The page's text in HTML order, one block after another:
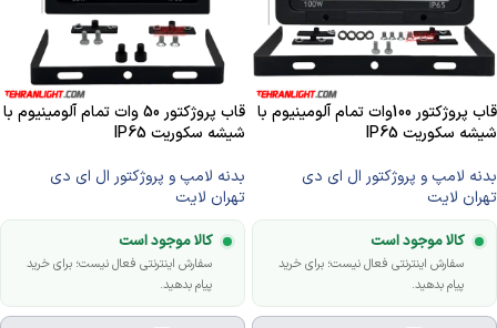
قاب پروژکتور 100وات تمام آلومینیوم با
شیشه سکوریت IP65
بدنه لامپ و پروژکتور ال ای دی
تهران لایت
کالا موجود است
سفارش اینترنتی فعال نیست؛ برای خرید
پیام بدهید.
قاب پروژکتور 50 وات تمام آلومینیوم با
شیشه سکوریت IP65
بدنه لامپ و پروژکتور ال ای دی
تهران لایت
کالا موجود است
سفارش اینترنتی فعال نیست؛ برای خرید
پیام بدهید.